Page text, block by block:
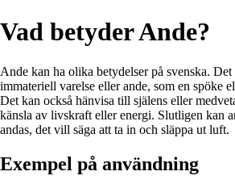
Vad betyder Ande?
Ande kan ha olika betydelser på svenska.
immateriell varelse eller ande, som en spöke
Det kan också hänvisa till själens eller
känsla av livskraft eller energi. Slutligen kan
andas, det vill säga att ta in och släppa ut luft.
Exempel på användning